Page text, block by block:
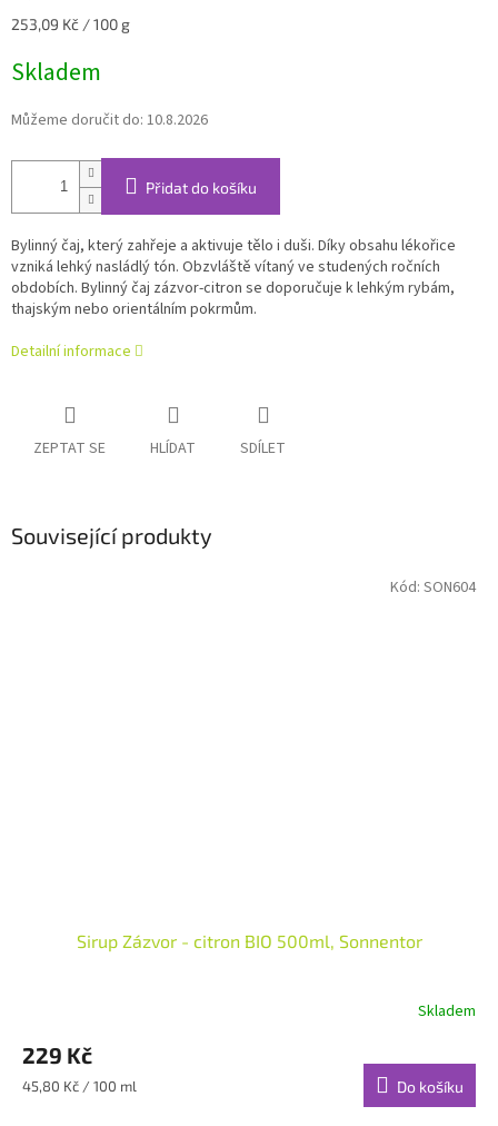
Měrná
253,09 Kč / 100 g
Skladem
Můžeme doručit do: 10.8.2026
Přidat do košíku
Bylinný čaj, který zahřeje a aktivuje tělo i duši. Díky obsahu lékořice
vzniká lehký nasládlý tón. Obzvláště vítaný ve studených ročních
obdobích. Bylinný čaj zázvor-citron se doporučuje k lehkým rybám,
thajským nebo orientálním pokrmům.
Detailní informace
ZEPTAT SE HLÍDAT SDÍLET
Související produkty
Sirup Zázvor - citron BIO 500ml, Sonnentor
Skladem
229 Kč
Měrná
45,80 Kč / 100 ml Do košíku
Kód: SON604